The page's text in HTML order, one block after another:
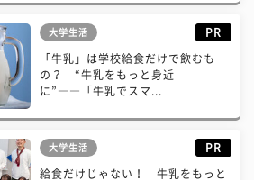
大学生活 PR
「牛乳」は学校給食だけで飲むも
の？ “牛乳をもっと身近
に”――「牛乳でスマ...
大学生活 PR
給食だけじゃない！ 牛乳をもっと